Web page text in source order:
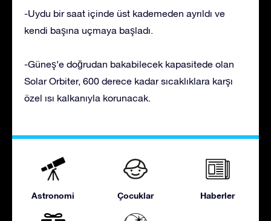
-Uydu bir saat içinde üst kademeden ayrıldı ve
kendi başına uçmaya başladı.
-Güneş’e doğrudan bakabilecek kapasitede olan
Solar Orbiter, 600 derece kadar sıcaklıklara karşı
özel ısı kalkanıyla korunacak.
Astronomi Çocuklar Haberler